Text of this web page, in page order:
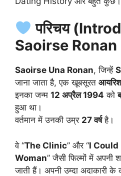
परिचय
Saoirse
Saoirse Una Ronan, जिन्हें
जाना जाता है, एक खूबसूरत
इनका जन्म 12 अप्रैल 1994 को
हुआ था।
वर्तमान में उनकी उम्र 27 वर्षहै।
वे “The Clinic” और “I Could
Woman” जैसी फिल्मों में अपनी
जाती हैं। अपनी उम्दा अदाकारी के